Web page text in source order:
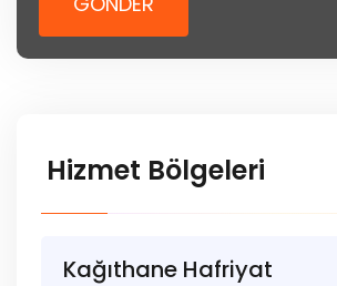
Hizmet Bölgeleri
Kağıthane Hafriyat